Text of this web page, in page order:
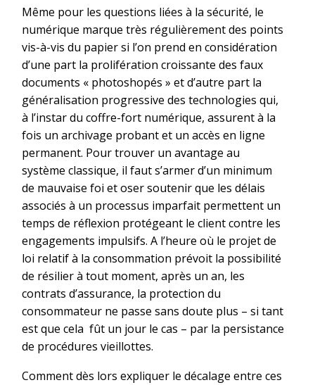
Même pour les questions liées à la sécurité, le
numérique marque très régulièrement des points
vis-à-vis du papier si l’on prend en considération
d’une part la prolifération croissante des faux
documents « photoshopés » et d’autre part la
généralisation progressive des technologies qui,
à l’instar du coffre-fort numérique, assurent à la
fois un archivage probant et un accès en ligne
permanent. Pour trouver un avantage au
système classique, il faut s’armer d’un minimum
de mauvaise foi et oser soutenir que les délais
associés à un processus imparfait permettent un
temps de réflexion protégeant le client contre les
engagements impulsifs. A l’heure où le projet de
loi relatif à la consommation prévoit la possibilité
de résilier à tout moment, après un an, les
contrats d’assurance, la protection du
consommateur ne passe sans doute plus – si tant
est que cela fût un jour le cas – par la persistance
de procédures vieillottes.
Comment dès lors expliquer le décalage entre ces